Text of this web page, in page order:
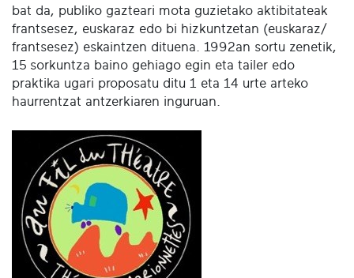
bat da, publiko gazteari mota guzietako aktibitateak
frantsesez, euskaraz edo bi hizkuntzetan (euskaraz/
frantsesez) eskaintzen dituena. 1992an sortu zenetik,
15 sorkuntza baino gehiago egin eta tailer edo
praktika ugari proposatu ditu 1 eta 14 urte arteko
haurrentzat antzerkiaren inguruan.